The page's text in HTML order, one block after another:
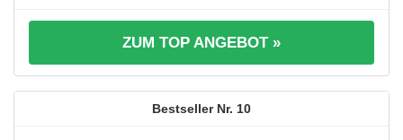
ZUM TOP ANGEBOT »
10